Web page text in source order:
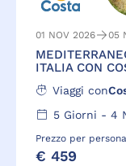
01 NOV 2026 05
ITALIA CON
Viaggi con
5Giorni - 4
Prezzo per
€ 459